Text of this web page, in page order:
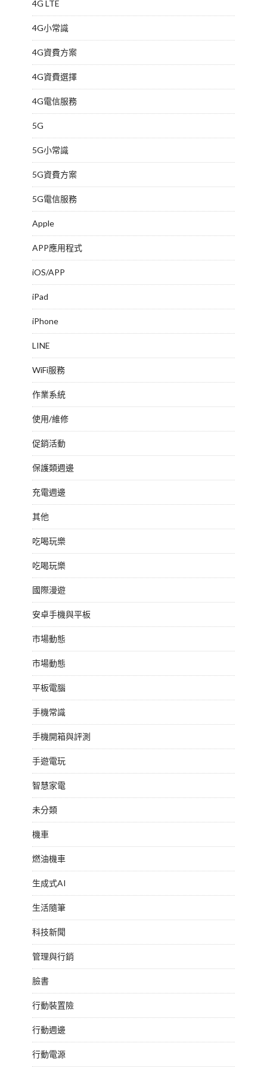
4G LTE
4G小常識
4G資費方案
4G資費選擇
4G電信服務
5G
5G小常識
5G資費方案
5G電信服務
Apple
APP應用程式
iOS/APP
iPad
iPhone
LINE
WiFi服務
作業系統
使用/維修
促銷活動
保護類週邊
充電週邊
其他
吃喝玩樂
吃喝玩樂
國際漫遊
安卓手機與平板
市場動態
市場動態
平板電腦
手機常識
手機開箱與評測
手遊電玩
智慧家電
未分類
機車
燃油機車
生成式AI
生活隨筆
科技新聞
管理與行銷
臉書
行動裝置險
行動週邊
行動電源